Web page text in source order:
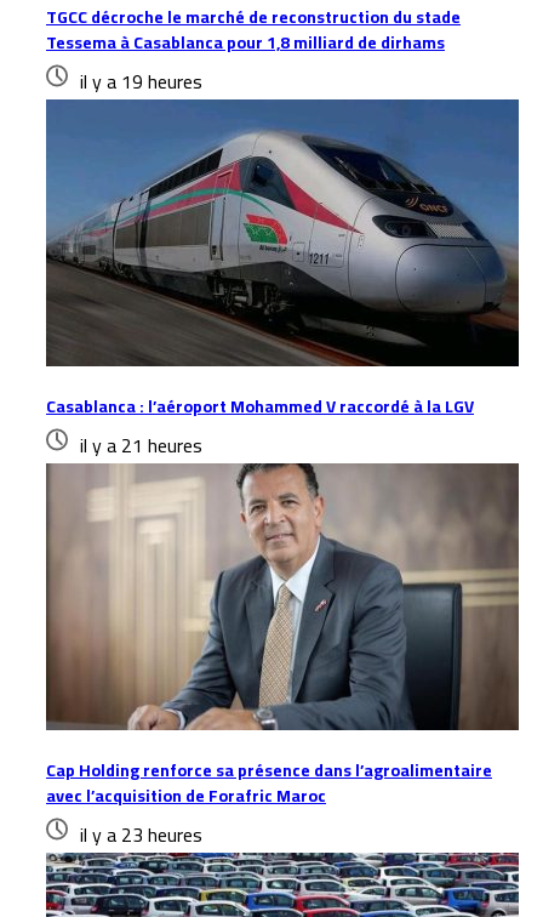
TGCC décroche le marché de reconstruction du stade
Tessema à Casablanca pour 1,8 milliard de dirhams
il y a 19 heures
Casablanca : l’aéroport Mohammed V raccordé à la LGV
il y a 21 heures
Cap Holding renforce sa présence dans l’agroalimentaire
avec l’acquisition de Forafric Maroc
il y a 23 heures